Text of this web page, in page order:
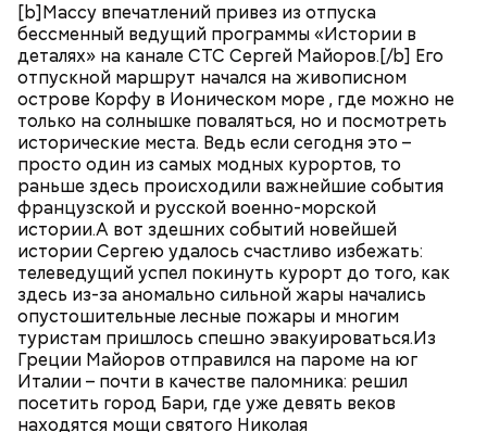
[b]Массу впечатлений привез из отпуска
бессменный ведущий программы «Истории в
деталях» на канале СТС Сергей Майоров.[/b] Его
отпускной маршрут начался на живописном
острове Корфу в Ионическом море , где можно не
только на солнышке поваляться, но и посмотреть
исторические места. Ведь если сегодня это –
просто один из самых модных курортов, то
раньше здесь происходили важнейшие события
французской и русской военно-морской
истории.А вот здешних событий новейшей
истории Сергею удалось счастливо избежать:
телеведущий успел покинуть курорт до того, как
здесь из-за аномально сильной жары начались
опустошительные лесные пожары и многим
туристам пришлось спешно эвакуироваться.Из
Греции Майоров отправился на пароме на юг
Италии – почти в качестве паломника: решил
посетить город Бари, где уже девять веков
находятся мощи святого Николая